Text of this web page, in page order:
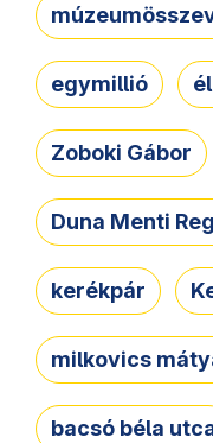
egymillió
Zoboki Gábor
Duna Menti
kerékpár
milkovics
bacsó béla